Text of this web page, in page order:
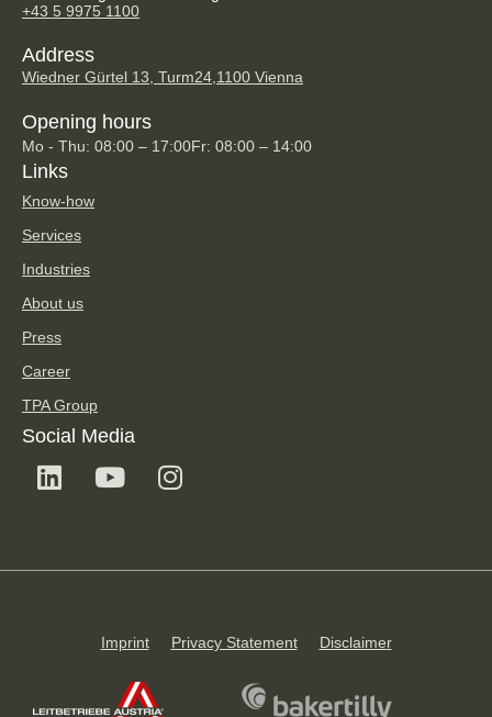
+43 5 9975 1100
Address
Wiedner Gürtel 13, Turm24,1100 Vienna
Opening hours
Mo - Thu: 08:00 – 17:00Fr: 08:00 – 14:00
Links
Know-how
Services
Industries
About us
Press
Career
TPA Group
Social Media
Imprint Privacy Statement Disclaimer